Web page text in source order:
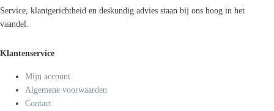
Service, klantgerichtheid en deskundig advies staan bij ons hoog in het
vaandel.
Klantenservice
Mijn account
Algemene voorwaarden
Contact